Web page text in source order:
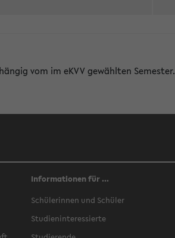
vom im eKVV gewählten Semester.
Informationen für ...
Schülerinnen und Schüler
Studieninteressierte